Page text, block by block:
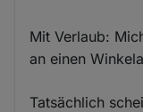
Mit Verlaub:
an einen
Tatsächlich